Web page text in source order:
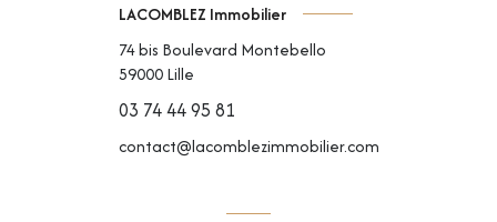
LACOMBLEZ Immobilier
74 bis Boulevard Montebello
59000Lille
03 74 44 95 81
contact@lacomblezimmobilier.com